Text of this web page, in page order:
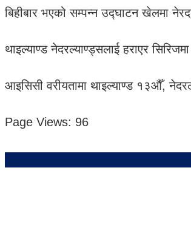
बिहीबार भएको सम्पन्न उद्घाटन खेलमा
थाइल्याण्ड नेदरल्याण्ड्सलाई हराएर
आइसिसी वरीयतामा थाइल्याण्ड १३औँ,
Page Views: 96